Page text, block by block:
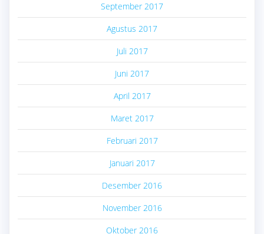
September 2017
Agustus 2017
Juli 2017
Juni 2017
April 2017
Maret 2017
Februari 2017
Januari 2017
Desember 2016
November 2016
Oktober 2016